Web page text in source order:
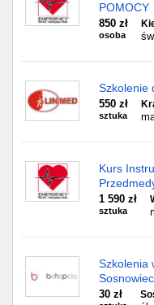
POMOCY
850 zł
osoba
Szkolenie
550 zł
sztuka
Kurs
1 590 zł
sztuka
Szkolenia
30 zł